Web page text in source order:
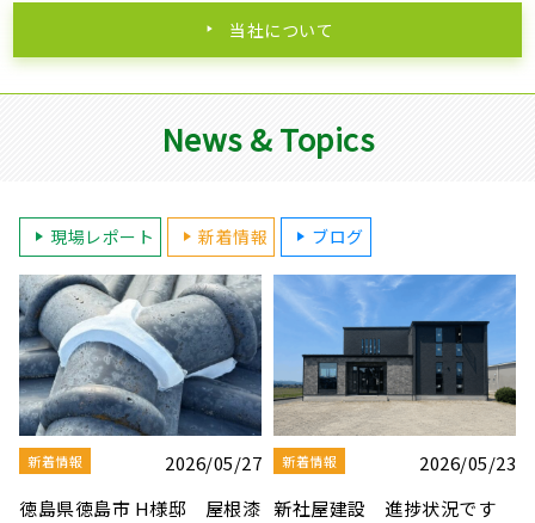
当社について
News & Topics
現場レポート 新着情報 ブログ
新着情報
2026/08/03
夏季休業のお知らせ
新着情報
2026/07/30
【社屋移転のお知らせ】